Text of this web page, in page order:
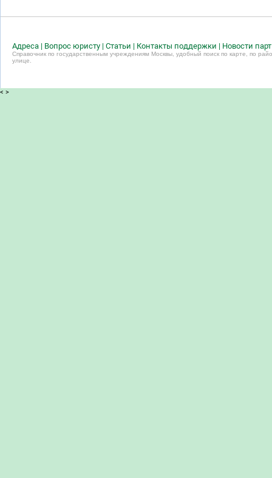
Адреса | Вопрос юристу | Статьи | Контакты поддержки | Новости
Справочник по государственным учреждениям Москвы, удобный поиск по карте, по
улице.
< >